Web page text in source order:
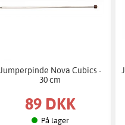
Jumperpinde Nova Cubics -
30 cm
89 DKK
På lager